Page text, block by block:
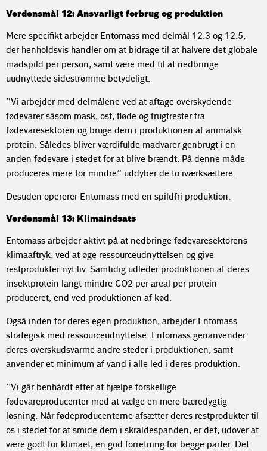
Verdensmål 12: Ansvarligt forbrug og produktion
Mere specifikt arbejder Entomass med delmål 12.3 og 12.5,
der henholdsvis handler om at bidrage til at halvere det globale
madspild per person, samt være med til at nedbringe
uudnyttede sidestrømme betydeligt.
”Vi arbejder med delmålene ved at aftage overskydende
fødevarer såsom mask, ost, fløde og frugtrester fra
fødevaresektoren og bruge dem i produktionen af animalsk
protein. Således bliver værdifulde madvarer genbrugt i en
anden fødevare i stedet for at blive brændt. På denne måde
produceres mere for mindre” uddyber de to iværksættere.
Desuden opererer Entomass med en spildfri produktion.
Verdensmål 13: Klimaindsats
Entomass arbejder aktivt på at nedbringe fødevaresektorens
klimaaftryk, ved at øge ressourceudnyttelsen og give
restprodukter nyt liv. Samtidig udleder produktionen af deres
insektprotein langt mindre CO2 per areal per protein
produceret, end ved produktionen af kød.
Også inden for deres egen produktion, arbejder Entomass
strategisk med ressourceudnyttelse. Entomass genanvender
deres overskudsvarme andre steder i produktionen, samt
anvender et minimum af vand i alle led i deres produktion.
”Vi går benhårdt efter at hjælpe forskellige
fødevareproducenter med at vælge en mere bæredygtig
løsning. Når fødeproducenterne afsætter deres restprodukter til
os i stedet for at smide dem i skraldespanden, er det, udover at
være godt for klimaet, en god forretning for begge parter. Det